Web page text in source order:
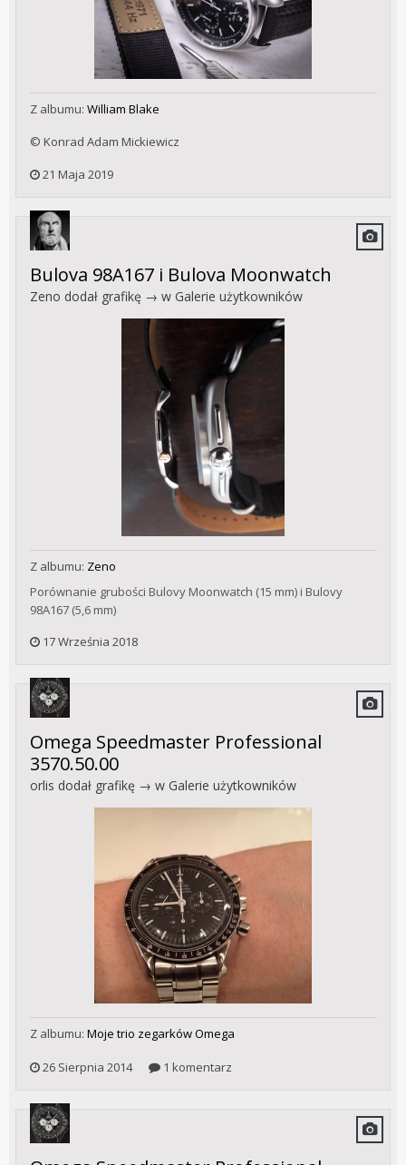
Z albumu: William Blake
© Konrad Adam Mickiewicz
21 Maja 2019
Bulova 98A167 i Bulova Moonwatch
Zeno dodał grafikę → w Galerie użytkowników
Z albumu: Zeno
Porównanie grubości Bulovy Moonwatch (15 mm) i Bulovy
98A167 (5,6 mm)
17 Września 2018
Omega Speedmaster Professional
3570.50.00
orlis dodał grafikę → w Galerie użytkowników
Z albumu: Moje trio zegarków Omega
26 Sierpnia 2014 1 komentarz